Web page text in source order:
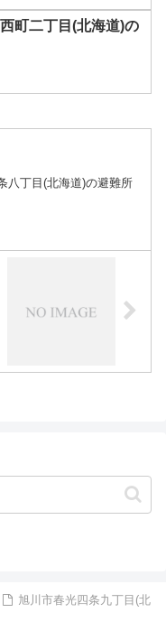
町二丁目(北海道)の
八丁目(北海道)の避難所
旭川市春光四条九丁目(北